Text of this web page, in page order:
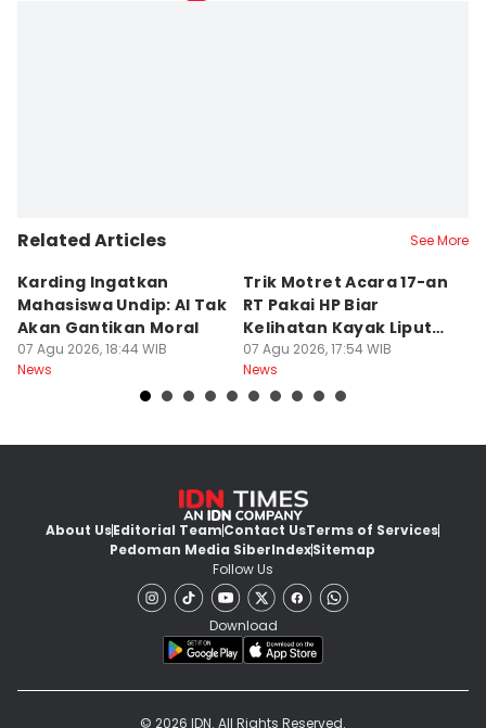
Related Articles See More
Karding Ingatkan
Mahasiswa Undip: AI Tak
Akan Gantikan Moral
07 Agu 2026, 18:44 WIB
News
Trik Motret Acara 17-an
RT Pakai HP Biar
Kelihatan Kayak Liputan
Festival Nasional
07 Agu 2026, 17:54 WIB
News
About UsEditorial TeamContact UsTerms of Services
Pedoman Media SiberIndexSitemap
Follow Us
Download
© 2026 IDN. All Rights Reserved.